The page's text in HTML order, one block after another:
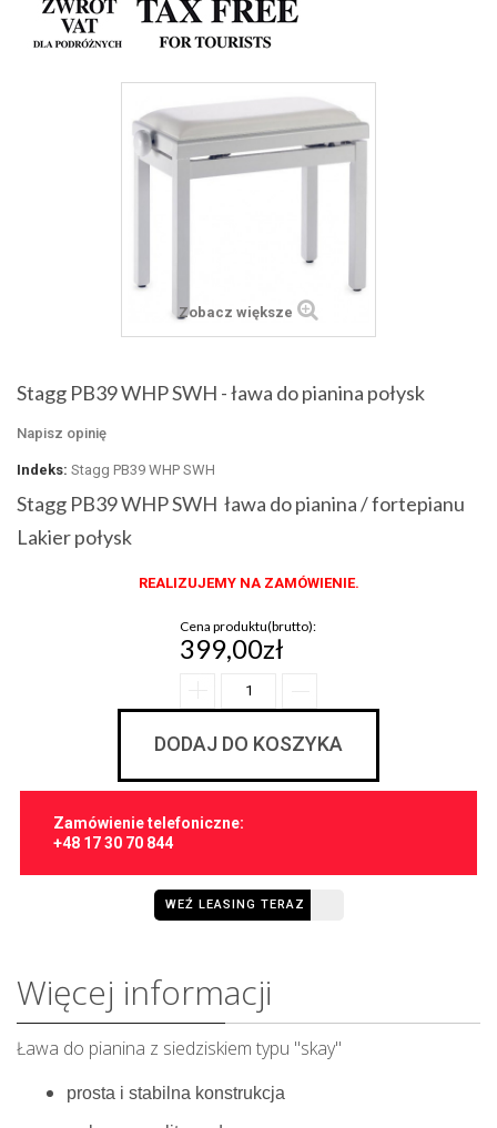
Zobacz większe
Stagg PB39 WHP SWH - ława do pianina połysk
Napisz opinię
Indeks: Stagg PB39 WHP SWH
Stagg PB39 WHP SWH ława do pianina / fortepianu
Lakier połysk
REALIZUJEMY NA ZAMÓWIENIE.
Cena produktu(brutto):
399,00zł
DODAJ DO KOSZYKA
Zamówienie telefoniczne:
+48 17 30 70 844
WEŹ LEASING TERAZ
Więcej informacji
Ława do pianina z siedziskiem typu "skay"
prosta i stabilna konstrukcja